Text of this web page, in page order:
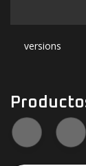
versions